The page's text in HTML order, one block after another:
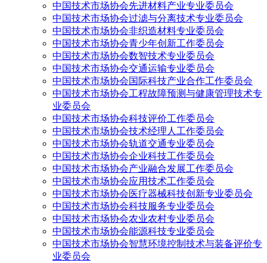
中国技术市场协会先进材料产业专业委员会
中国技术市场协会过滤与分离技术专业委员会
中国技术市场协会非织造材料专业委员会
中国技术市场协会青少年创新工作委员会
中国技术市场协会数智技术专业委员会
中国技术市场协会交通运输专业委员会
中国技术市场协会国际科技产业合作工作委员会
中国技术市场协会工程故障预测与健康管理技术专
业委员会
中国技术市场协会科技评价工作委员会
中国技术市场协会技术经理人工作委员会
中国技术市场协会轨道交通专业委员会
中国技术市场协会企业科技工作委员会
中国技术市场协会产业融合发展工作委员会
中国技术市场协会应用技术工作委员会
中国技术市场协会医疗器械科技创新专业委员会
中国技术市场协会科技服务专业委员会
中国技术市场协会农业农村专业委员会
中国技术市场协会能源科技专业委员会
中国技术市场协会智慧环境控制技术与装备评价专
业委员会